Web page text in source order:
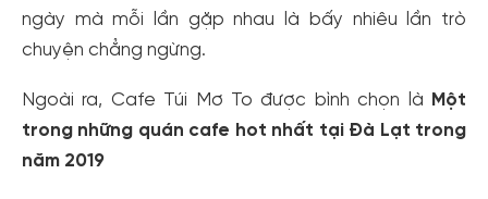
ngày mà mỗi lần gặp nhau là bấy nhiêu lần trò
chuyện chẳng ngừng.
Ngoài ra, Cafe Túi Mơ To được bình chọn là
Một
trong những quán cafe hot nhất tại Đà Lạt trong
năm 2019